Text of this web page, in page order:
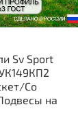
Sv Sport
Со
на